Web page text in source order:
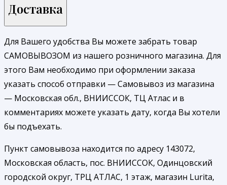
Доставка
Для Вашего удобства Вы можете забрать товар
САМОВЫВОЗОМ из нашего розничного магазина. Для
этого Вам необходимо при оформлении заказа
указать способ отправки — Самовывоз из магазина
— Московская обл., ВНИИССОК, ТЦ Атлас и в
комментариях можете указать дату, когда Вы хотели
бы подъехать.
Пункт самовывоза находится по адресу 143072,
Московская область, пос. ВНИИССОК, Одинцовский
городской округ, ТРЦ АТЛАС, 1 этаж, магазин Lurita,